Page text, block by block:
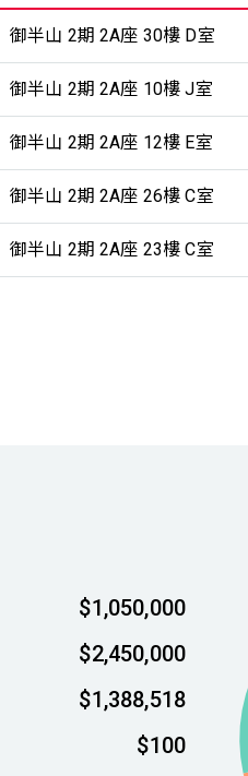
御半山 2期 2A座 30樓 D室
御半山 2期 2A座 10樓 J室
御半山 2期 2A座 12樓 E室
御半山 2期 2A座 26樓 C室
御半山 2期 2A座 23樓 C室
$1,050,000
$2,450,000
$1,388,518
$100